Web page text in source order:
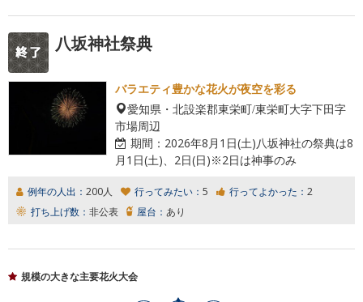
八坂神社祭典
バラエティ豊かな花火が夜空を彩る
愛知県・北設楽郡東栄町/東栄町大字下田字
市場周辺
期間： 2026年8月1日(土)八坂神社の祭典は8
月1日(土)、2日(日)※2日は神事のみ
例年の人出： 200人 行ってみたい： 5 行ってよかった： 2
打ち上げ数： 非公表 屋台： あり
規模の大きな主要花火大会